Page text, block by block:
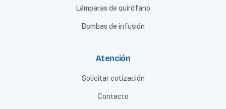
Lámparas de quirófano
Bombas de infusión
Atención
Solicitar cotización
Contacto